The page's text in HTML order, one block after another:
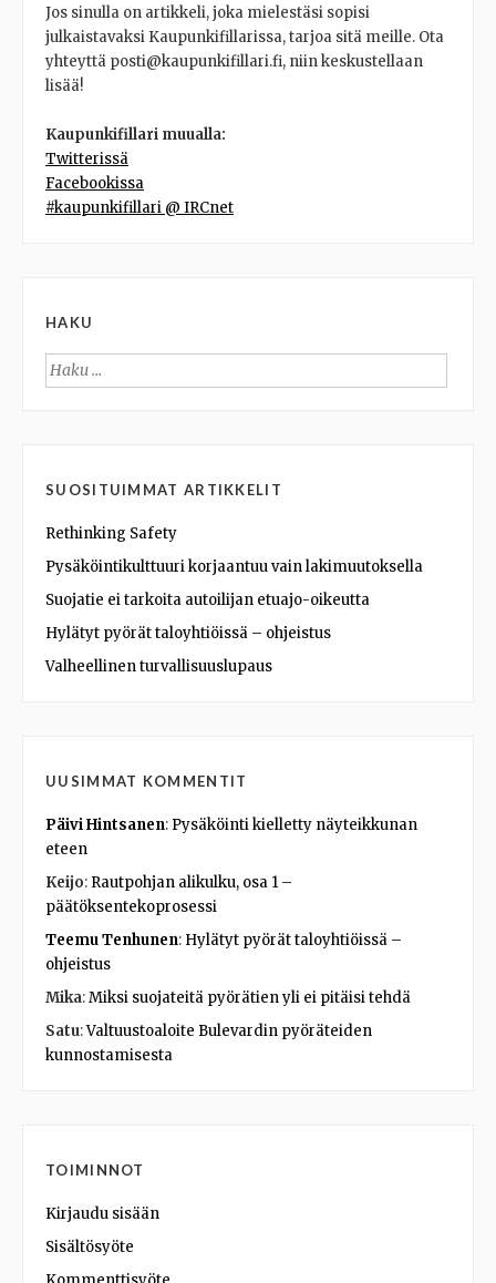
Jos sinulla on artikkeli, joka mielestäsi sopisi
julkaistavaksi Kaupunkifillarissa, tarjoa sitä meille. Ota
yhteyttä posti@kaupunkifillari.fi, niin keskustellaan
lisää!
Kaupunkifillari muualla:
Twitterissä
Facebookissa
#kaupunkifillari @ IRCnet
HAKU
Haku:
SUOSITUIMMAT ARTIKKELIT
Rethinking Safety
Pysäköintikulttuuri korjaantuu vain lakimuutoksella
Suojatie ei tarkoita autoilijan etuajo-oikeutta
Hylätyt pyörät taloyhtiöissä – ohjeistus
Valheellinen turvallisuuslupaus
UUSIMMAT KOMMENTIT
Päivi Hintsanen: Pysäköinti kielletty näyteikkunan
eteen
Keijo: Rautpohjan alikulku, osa 1 –
päätöksentekoprosessi
Teemu Tenhunen: Hylätyt pyörät taloyhtiöissä –
ohjeistus
Mika:Miksi suojateitä pyörätien yli ei pitäisi tehdä
Satu:Valtuustoaloite Bulevardin pyöräteiden
kunnostamisesta
TOIMINNOT
Kirjaudu sisään
Sisältösyöte